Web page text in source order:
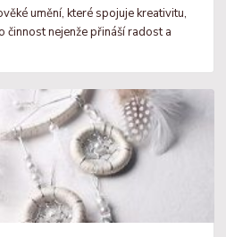
umění, které spojuje kreativitu,
činnost nejenže přináší radost a